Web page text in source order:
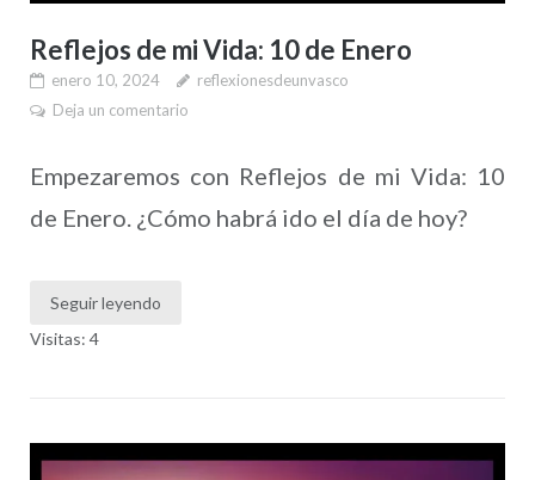
Reflejos de mi Vida: 10 de Enero
enero 10, 2024
reflexionesdeunvasco
Deja un comentario
Empezaremos con Reflejos de mi Vida: 10
de Enero. ¿Cómo habrá ido el día de hoy?
Seguir leyendo
Visitas: 4